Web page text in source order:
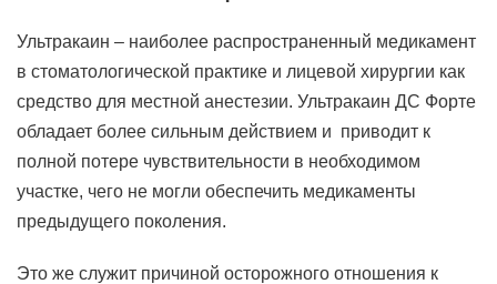
Ультракаин – наиболее распространенный медикамент
в стоматологической практике и лицевой хирургии как
средство для местной анестезии. Ультракаин ДС Форте
обладает более сильным действием и приводит к
полной потере чувствительности в необходимом
участке, чего не могли обеспечить медикаменты
предыдущего поколения.
Это же служит причиной осторожного отношения к